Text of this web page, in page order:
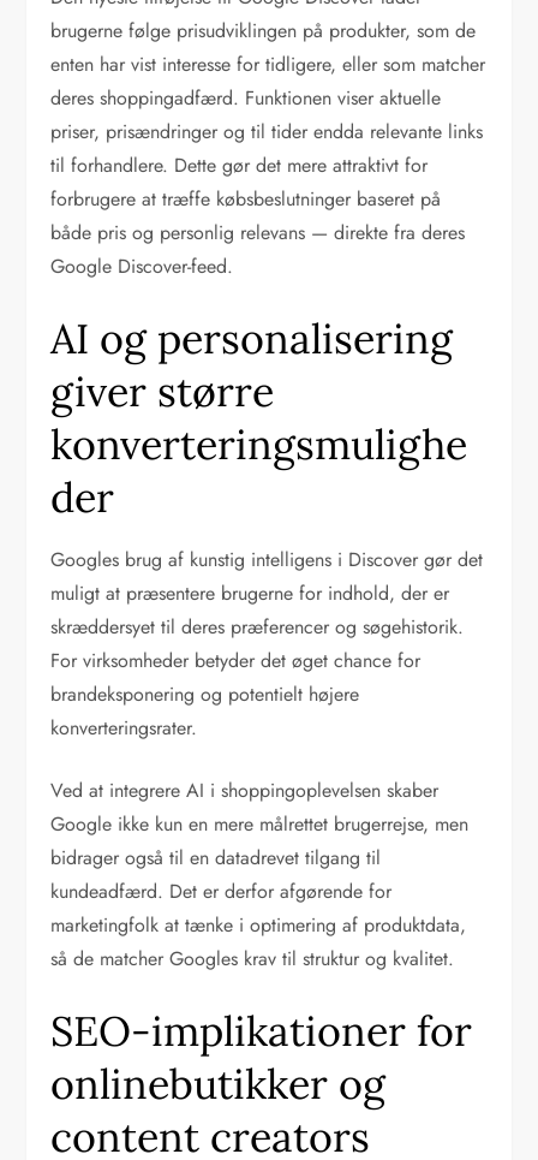
brugerne følge prisudviklingen på produkter, som de
enten har vist interesse for tidligere, eller som matcher
deres shoppingadfærd. Funktionen viser aktuelle
priser, prisændringer og til tider endda relevante links
til forhandlere. Dette gør det mere attraktivt for
forbrugere at træffe købsbeslutninger baseret på
både pris og personlig relevans — direkte fra deres
Google Discover-feed.
AI og personalisering
giver større
konverteringsmulighe
der
Googles brug af kunstig intelligens i Discover gør det
muligt at præsentere brugerne for indhold, der er
skræddersyet til deres præferencer og søgehistorik.
For virksomheder betyder det øget chance for
brandeksponering og potentielt højere
konverteringsrater.
Ved at integrere AI i shoppingoplevelsen skaber
Google ikke kun en mere målrettet brugerrejse, men
bidrager også til en datadrevet tilgang til
kundeadfærd. Det er derfor afgørende for
marketingfolk at tænke i optimering af produktdata,
så de matcher Googles krav til struktur og kvalitet.
SEO-implikationer for
onlinebutikker og
content creators